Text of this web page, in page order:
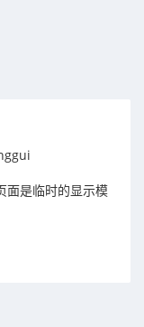
面是临时的显示模